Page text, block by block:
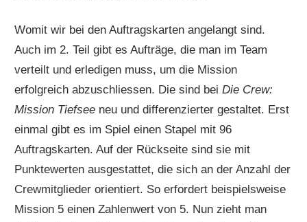
Womit wir bei den Auftragskarten angelangt sind.
Auch im 2. Teil gibt es Aufträge, die man im Team
verteilt und erledigen muss, um die Mission
erfolgreich abzuschliessen. Die sind beiDie Crew:
Mission Tiefsee neu und differenzierter gestaltet. Erst
einmal gibt es im Spiel einen Stapel mit 96
Auftragskarten. Auf der Rückseite sind sie mit
Punktewerten ausgestattet, die sich an der Anzahl der
Crewmitglieder orientiert. So erfordert beispielsweise
Mission 5 einen Zahlenwert von 5. Nun zieht man